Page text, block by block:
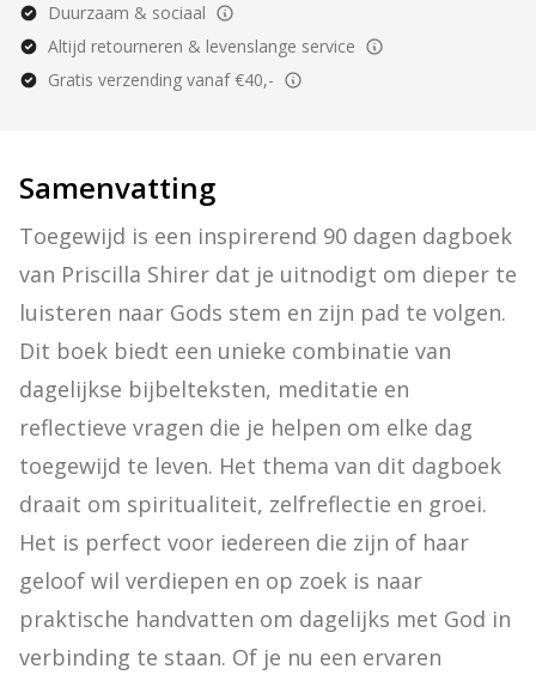
Duurzaam & sociaal
Altijd retourneren & levenslange service
Gratis verzending vanaf €40,-
Samenvatting
Toegewijd is een inspirerend 90 dagen dagboek
van Priscilla Shirer dat je uitnodigt om dieper te
luisteren naar Gods stem en zijn pad te volgen.
Dit boek biedt een unieke combinatie van
dagelijkse bijbelteksten, meditatie en
reflectieve vragen die je helpen om elke dag
toegewijd te leven. Het thema van dit dagboek
draait om spiritualiteit, zelfreflectie en groei.
Het is perfect voor iedereen die zijn of haar
geloof wil verdiepen en op zoek is naar
praktische handvatten om dagelijks met God in
verbinding te staan. Of je nu een ervaren